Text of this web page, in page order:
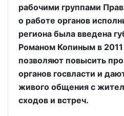
рабочими группами
о работе органов
региона была введена
Романом Копиным в 2011
позволяют повысить
органов госвласти и
живого общения с
сходов и встреч.